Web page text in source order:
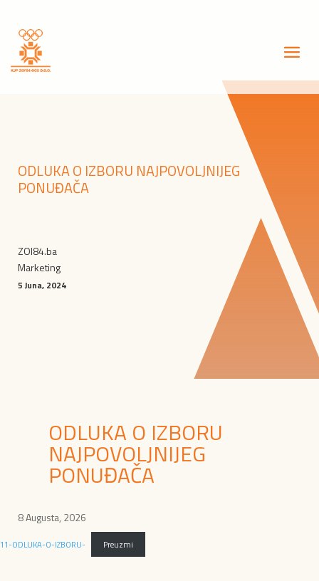
ODLUKA O IZBORU NAJPOVOLJNIJEG
PONUĐAČA
ZOI84.ba
Marketing
5 Juna, 2024
ODLUKA O IZBORU
NAJPOVOLJNIJEG
PONUĐAČA
8 Augusta, 2026
11-ODLUKA-O-IZBORU- Preuzmi